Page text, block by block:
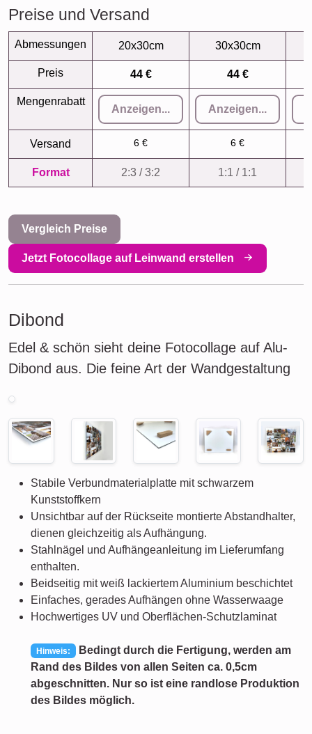
Preise und Versand
Abmessungen 20x30cm 30x30cm
Preis 44 € 44 €
Mengenrabatt
Anzeigen... Anzeigen...
Versand 6 € 6 €
Format 2:3 / 3:2 1:1 / 1:1
Vergleich Preise
Jetzt Fotocollage auf Leinwand erstellen
Dibond
Edel & schön sieht deine Fotocollage auf Alu-
Dibond aus. Die feine Art der Wandgestaltung
Stabile Verbundmaterialplatte mit schwarzem
Kunststoffkern
Unsichtbar auf der Rückseite montierte Abstandhalter,
dienen gleichzeitig als Aufhängung.
Stahlnägel und Aufhängeanleitung im Lieferumfang
enthalten.
Beidseitig mit weiß lackiertem Aluminium beschichtet
Einfaches, gerades Aufhängen ohne Wasserwaage
Hochwertiges UV und Oberflächen-Schutzlaminat
Hinweis:
Bedingt durch die Fertigung, werden am
Rand des Bildes von allen Seiten ca. 0,5cm
abgeschnitten. Nur so ist eine randlose Produktion
des Bildes möglich.